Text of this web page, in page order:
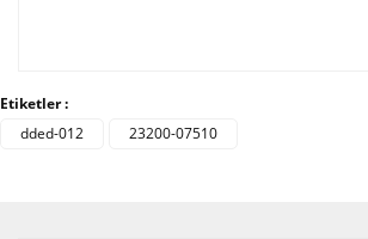
Görüş ve önerileriniz için teşekkür ederiz.
Etiketler :
dded-012
23200-07510